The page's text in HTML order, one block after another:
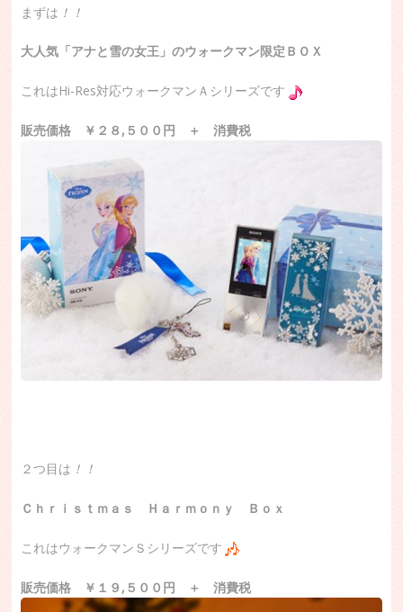
まずは ！！
大人気「アナと雪の女王」のウォークマン限定ＢＯＸ
これはHi-Res対応ウォークマンＡシリーズです
販売価格 ￥２８,５００円 ＋ 消費税
２つ目は ！！
Ｃｈｒｉｓｔｍａｓ Ｈａｒｍｏｎｙ Ｂｏｘ
これはウォークマンＳシリーズです
販売価格 ￥１９,５００円 ＋ 消費税